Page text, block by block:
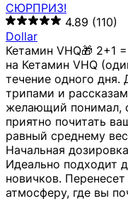
СЮРПРИЗ!
4.89 (110)
Dollar
Кетамин VHQ🎁 2+1
на Кетамин VHQ
течение одного дня.
трипами и
желающий понимал,
приятно почитать
равный среднему
Начальная
Идеально подходит
новичков.
атмосферу, где вы